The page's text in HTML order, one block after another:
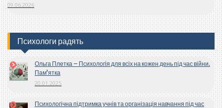
09.06.2026
Психологи радять
Ольга Плетка – Психологія для всіх на кожен день під час війни.
Пам’ятка
20.01.2025
Психологічна підтримка учнів та організація навчання під час